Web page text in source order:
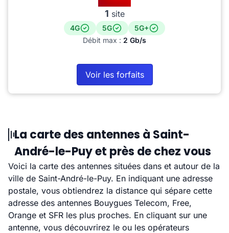
1 site
4G 5G
5G+
Débit max : 2 Gb/s
Voir les forfaits
La carte des antennes à Saint-
André-le-Puy et près de chez vous
Voici la carte des antennes situées dans et autour de la
ville de Saint-André-le-Puy. En indiquant une adresse
postale, vous obtiendrez la distance qui sépare cette
adresse des antennes Bouygues Telecom, Free,
Orange et SFR les plus proches. En cliquant sur une
antenne, vous découvrirez le ou les opérateurs